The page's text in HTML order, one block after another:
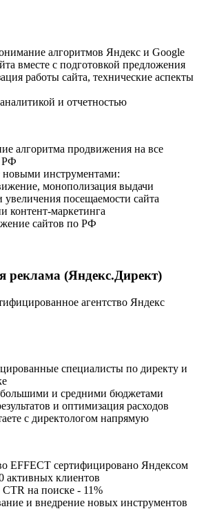
алгоритмов Яндекс и Google
вместе с подготовкой предложения
работы сайта, технические аспекты
и отчетностью
алгоритма продвижения на все
РФ
новыми инструментами:
монополизация выдачи
увеличения посещаемости сайта
контент-маркетинга
реклама (Яндекс.Директ)
агентство Яндекс
специалисты по директу и
большими и средними бюджетами
и оптимизация расходов
с директологом напрямую
EFFECT сертифицировано Яндексом
активных клиентов
на поиске - 11%
и внедрение новых инструментов